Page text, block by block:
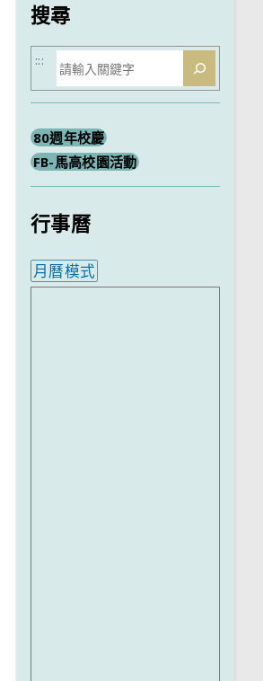
搜尋
搜
尋
:::
80週年校慶
FB-馬高校園活動
行事曆
月曆模式